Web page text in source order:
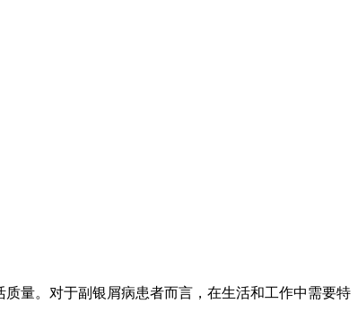
量。对于副银屑病患者而言，在生活和工作中需要特